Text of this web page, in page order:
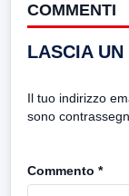
COMMENTI
LASCIA
Il tuo indirizzo
sono
Commento *